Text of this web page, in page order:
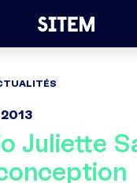
Juliette